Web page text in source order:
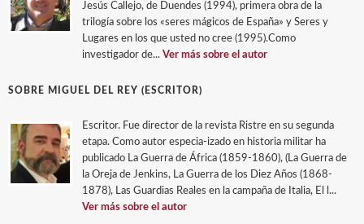
Jesús Callejo, de Duendes (1994), primera obra de la
trilogía sobre los «seres mágicos de España» y Seres y
Lugares en los que usted no cree (1995).Como
investigador de... Ver más sobre el autor
SOBRE MIGUEL DEL REY (ESCRITOR)
Escritor. Fue director de la revista Ristre en su segunda
etapa. Como autor especia-izado en historia militar ha
publicado La Guerra de África (1859-1860), (La Guerra de
la Oreja de Jenkins, La Guerra de los Diez Años (1868-
1878), Las Guardias Reales en la campaña de Italia, El l...
Ver más sobre el autor